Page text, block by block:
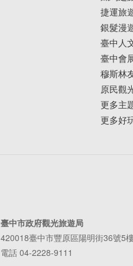
捷運旅
銀髮漫
臺中人
臺中會
穆斯林
原民觀
更多主
更多好
臺中市政府觀光旅遊局
420018臺中市豐原區陽明街36號5
電話 04-2228-9111